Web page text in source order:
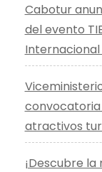
Cabotur
del evento
Internacional
atractivos
¡Descubre la